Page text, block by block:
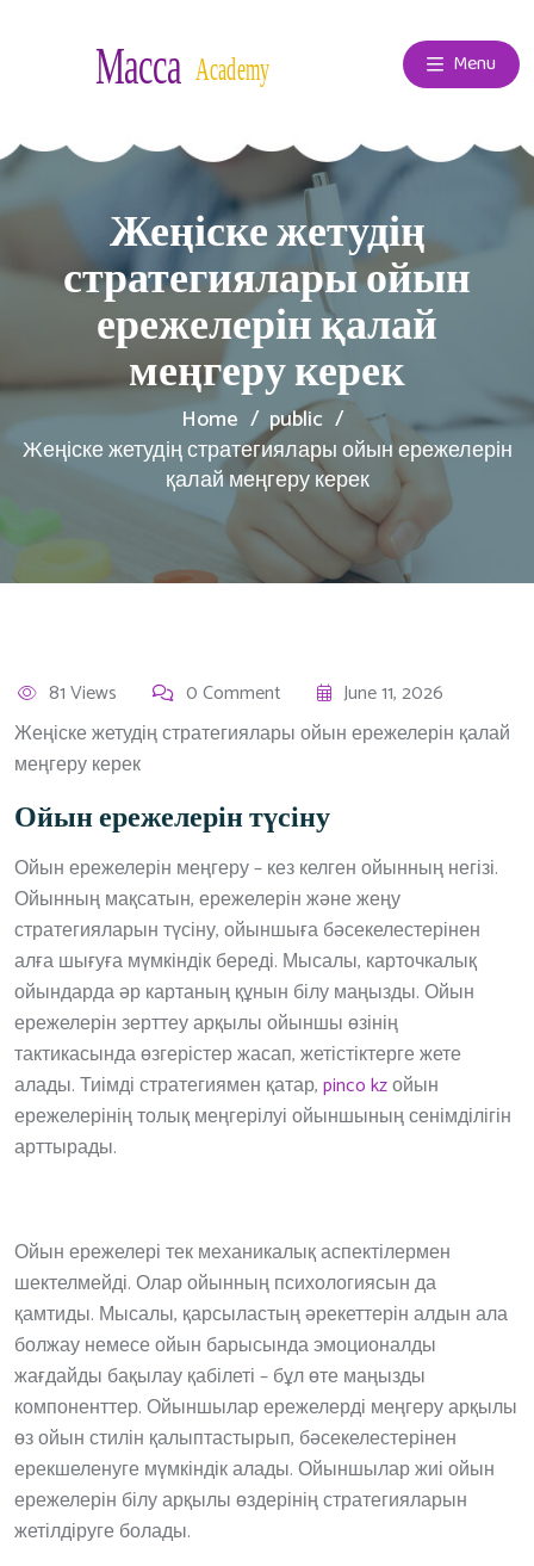
Menu
Жеңіске жетудің
стратегиялары ойын
ережелерін қалай
меңгеру керек
Home
public
Жеңіске жетудің стратегиялары ойын ережелерін
қалай меңгеру керек
81 Views 0 Comment
June 11, 2026
Жеңіске жетудің стратегиялары ойын ережелерін қалай
меңгеру керек
Ойын ережелерін түсіну
Ойын ережелерін меңгеру – кез келген ойынның негізі.
Ойынның мақсатын, ережелерін және жеңу
стратегияларын түсіну, ойыншыға бәсекелестерінен
алға шығуға мүмкіндік береді. Мысалы, карточкалық
ойындарда әр картаның құнын білу маңызды. Ойын
ережелерін зерттеу арқылы ойыншы өзінің
тактикасында өзгерістер жасап, жетістіктерге жете
алады. Тиімді стратегиямен қатар,pinco kzойын
ережелерінің толық меңгерілуі ойыншының сенімділігін
арттырады.
Ойын ережелері тек механикалық аспектілермен
шектелмейді. Олар ойынның психологиясын да
қамтиды. Мысалы, қарсыластың әрекеттерін алдын ала
болжау немесе ойын барысында эмоционалды
жағдайды бақылау қабілеті – бұл өте маңызды
компоненттер. Ойыншылар ережелерді меңгеру арқылы
өз ойын стилін қалыптастырып, бәсекелестерінен
ерекшеленуге мүмкіндік алады. Ойыншылар жиі ойын
ережелерін білу арқылы өздерінің стратегияларын
жетілдіруге болады.